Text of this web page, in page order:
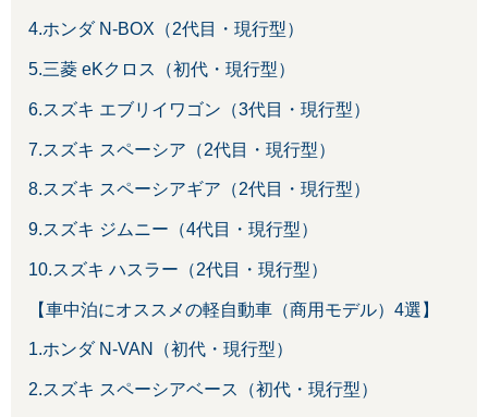
4.ホンダ N-BOX（2代目・現行型）
5.三菱 eKクロス（初代・現行型）
6.スズキ エブリイワゴン（3代目・現行型）
7.スズキ スペーシア（2代目・現行型）
8.スズキ スペーシアギア（2代目・現行型）
9.スズキ ジムニー（4代目・現行型）
10.スズキ ハスラー（2代目・現行型）
【車中泊にオススメの軽自動車（商用モデル）4選】
1.ホンダ N-VAN（初代・現行型）
2.スズキ スペーシアベース（初代・現行型）